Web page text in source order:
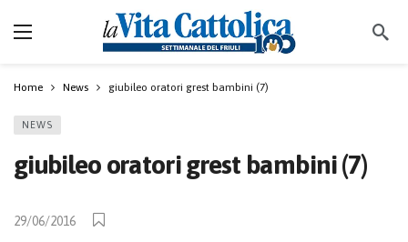
Home News giubileo oratori grest bambini (7)
NEWS
giubileo oratori grest bambini (7)
29/06/2016